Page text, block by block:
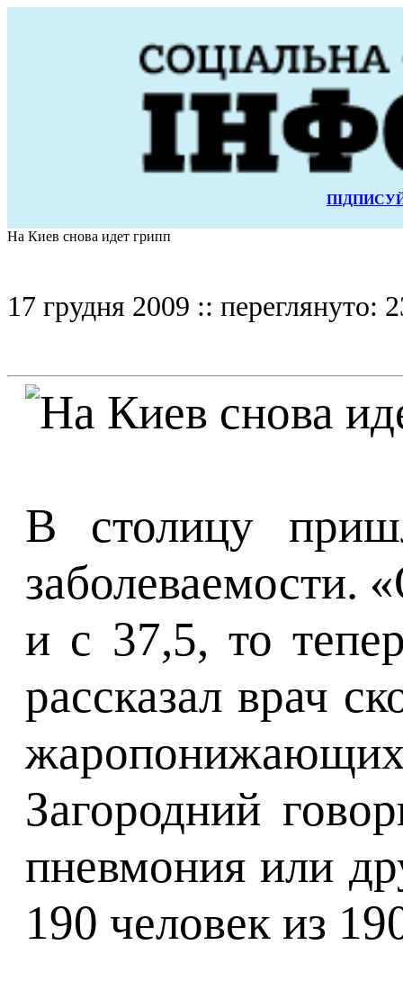
На Киев снова идет грипп
17 грудня 2009 :: переглянуто:
В столицу
заболеваемости.
и с 37,5, то
рассказал врач
Загородний
пневмония или
190 человек из